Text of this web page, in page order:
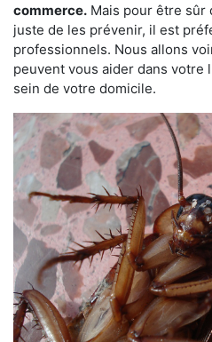
commerce. Mais pour être sûr
juste de les prévenir, il est
professionnels. Nous allons
peuvent vous aider dans votre
sein de votre domicile.